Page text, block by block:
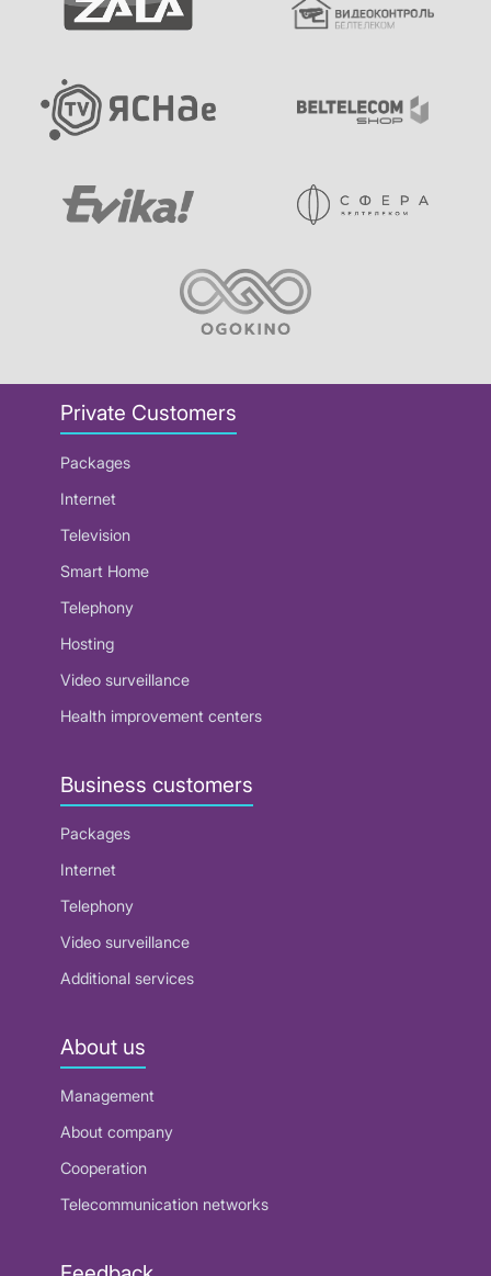
Private Customers
Packages
Internet
Television
Smart Home
Telephony
Hosting
Video surveillance
Health improvement centers
Business customers
Packages
Internet
Telephony
Video surveillance
Additional services
About us
Management
About company
Cooperation
Telecommunication networks